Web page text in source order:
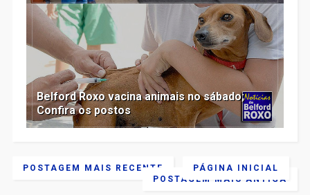
Belford Roxo vacina animais no sábado;
Confira os postos
POSTAGEM MAIS RECENTE
POSTAGEM MAIS ANTIGA
PÁGINA INICIAL